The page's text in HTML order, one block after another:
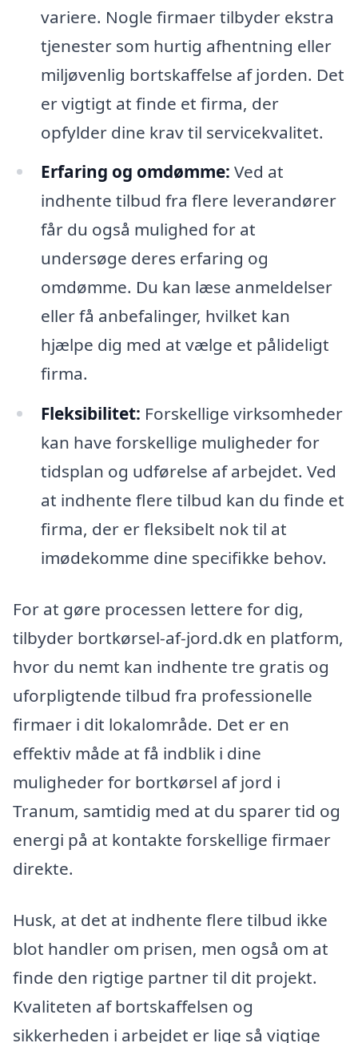
variere. Nogle firmaer tilbyder ekstra
tjenester som hurtig afhentning eller
miljøvenlig bortskaffelse af jorden. Det
er vigtigt at finde et firma, der
opfylder dine krav til servicekvalitet.
Erfaring og omdømme: Ved at
indhente tilbud fra flere leverandører
får du også mulighed for at
undersøge deres erfaring og
omdømme. Du kan læse anmeldelser
eller få anbefalinger, hvilket kan
hjælpe dig med at vælge et pålideligt
firma.
Fleksibilitet: Forskellige virksomheder
kan have forskellige muligheder for
tidsplan og udførelse af arbejdet. Ved
at indhente flere tilbud kan du finde et
firma, der er fleksibelt nok til at
imødekomme dine specifikke behov.
For at gøre processen lettere for dig,
tilbyder bortkørsel-af-jord.dk en platform,
hvor du nemt kan indhente tre gratis og
uforpligtende tilbud fra professionelle
firmaer i dit lokalområde. Det er en
effektiv måde at få indblik i dine
muligheder for bortkørsel af jord i
Tranum, samtidig med at du sparer tid og
energi på at kontakte forskellige firmaer
direkte.
Husk, at det at indhente flere tilbud ikke
blot handler om prisen, men også om at
finde den rigtige partner til dit projekt.
Kvaliteten af bortskaffelsen og
sikkerheden i arbejdet er lige så vigtige